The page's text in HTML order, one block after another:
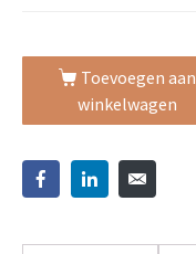
Toevoegen aan
winkelwagen